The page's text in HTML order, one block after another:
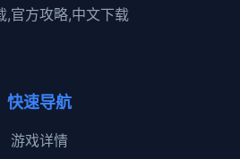
,官方攻略,中文下载
快速导航
游戏详情